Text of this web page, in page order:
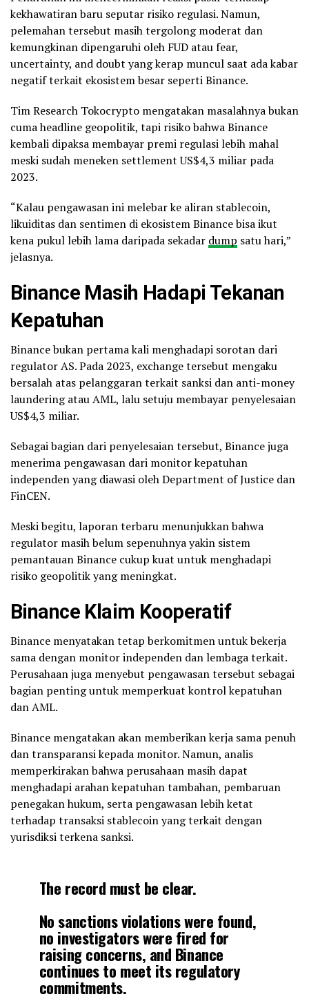
kekhawatiran baru seputar risiko regulasi. Namun,
pelemahan tersebut masih tergolong moderat dan
kemungkinan dipengaruhi oleh FUD atau fear,
uncertainty, and doubt yang kerap muncul saat ada kabar
negatif terkait ekosistem besar seperti Binance.
Tim Research Tokocrypto mengatakan masalahnya bukan
cuma headline geopolitik, tapi risiko bahwa Binance
kembali dipaksa membayar premi regulasi lebih mahal
meski sudah meneken settlement US$4,3 miliar pada
2023.
“Kalau pengawasan ini melebar ke aliran stablecoin,
likuiditas dan sentimen di ekosistem Binance bisa ikut
kena pukul lebih lama daripada sekadar dump satu hari,”
jelasnya.
Binance Masih Hadapi Tekanan
Kepatuhan
Binance bukan pertama kali menghadapi sorotan dari
regulator AS. Pada 2023, exchange tersebut mengaku
bersalah atas pelanggaran terkait sanksi dan anti-money
laundering atau AML, lalu setuju membayar penyelesaian
US$4,3 miliar.
Sebagai bagian dari penyelesaian tersebut, Binance juga
menerima pengawasan dari monitor kepatuhan
independen yang diawasi oleh Department of Justice dan
FinCEN.
Meski begitu, laporan terbaru menunjukkan bahwa
regulator masih belum sepenuhnya yakin sistem
pemantauan Binance cukup kuat untuk menghadapi
risiko geopolitik yang meningkat.
Binance Klaim Kooperatif
Binance menyatakan tetap berkomitmen untuk bekerja
sama dengan monitor independen dan lembaga terkait.
Perusahaan juga menyebut pengawasan tersebut sebagai
bagian penting untuk memperkuat kontrol kepatuhan
dan AML.
Binance mengatakan akan memberikan kerja sama penuh
dan transparansi kepada monitor. Namun, analis
memperkirakan bahwa perusahaan masih dapat
menghadapi arahan kepatuhan tambahan, pembaruan
penegakan hukum, serta pengawasan lebih ketat
terhadap transaksi stablecoin yang terkait dengan
yurisdiksi terkena sanksi.
The record must be clear.
No sanctions violations were found,
no investigators were fired for
raising concerns, and Binance
continues to meet its regulatory
commitments.